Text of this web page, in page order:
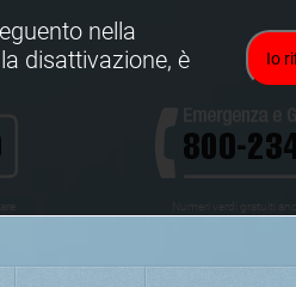
Numeri verdi gratuiti
Io
nella
disattivazione, è